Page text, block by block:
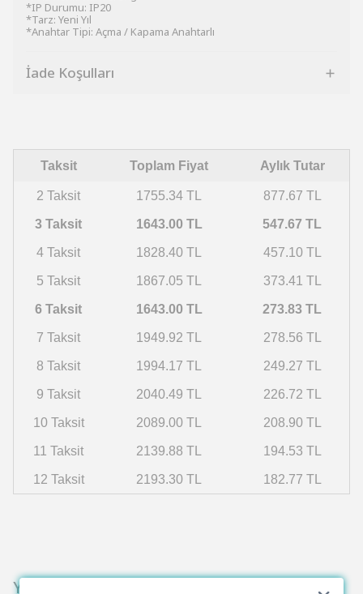
*IP Durumu: IP20
*Tarz: Yeni Yıl
*Anahtar Tipi: Açma / Kapama Anahtarlı
İade Koşulları
Taksit Toplam Fiyat Aylık Tutar
2 Taksit 1755.34 TL 877.67 TL
3 Taksit 1643.00 TL 547.67 TL
4 Taksit 1828.40 TL 457.10 TL
5 Taksit 1867.05 TL 373.41 TL
6 Taksit 1643.00 TL 273.83 TL
7 Taksit 1949.92 TL 278.56 TL
8 Taksit 1994.17 TL 249.27 TL
9 Taksit 2040.49 TL 226.72 TL
10 Taksit 2089.00 TL 208.90 TL
11 Taksit 2139.88 TL 194.53 TL
12 Taksit 2193.30 TL 182.77 TL
Yorumlar